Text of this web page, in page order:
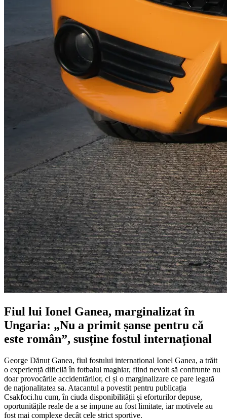
Fiul lui Ionel Ganea, marginalizat în
Ungaria: „Nu a primit șanse pentru că
este român”, susține fostul internațional
George Dănuț Ganea, fiul fostului internațional Ionel Ganea, a trăit
o experiență dificilă în fotbalul maghiar, fiind nevoit să confrunte nu
doar provocările accidentărilor, ci și o marginalizare ce pare legată
de naționalitatea sa. Atacantul a povestit pentru publicația
Csakfoci.hu cum, în ciuda disponibilității și eforturilor depuse,
oportunitățile reale de a se impune au fost limitate, iar motivele au
fost mai complexe decât cele strict sportive.